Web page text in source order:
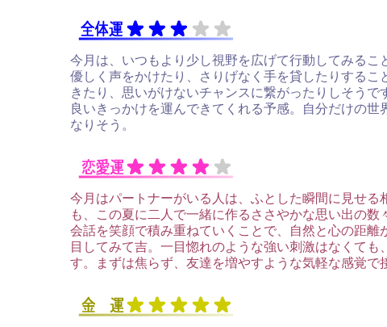
今月は、いつもより少し視野を広げて行動してみる
優しく声をかけたり、さりげなく手を貸したりする
きたり、思いがけないチャンスに繋がったりしそう
良いきっかけを運んできてくれる予感。自分だけの
なりそう。
今月はパートナーがいる人は、ふとした瞬間に見せ
も、この夏に二人で一緒に作るささやかな思い出の
会話を笑顔で積み重ねていくことで、自然と心の距
目してみて吉。一目惚れのような強い刺激はなくて
す。まずは焦らず、友達を増やすような気軽な感覚で